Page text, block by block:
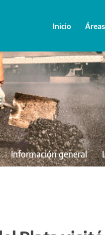
Inicio Áreas
Información general